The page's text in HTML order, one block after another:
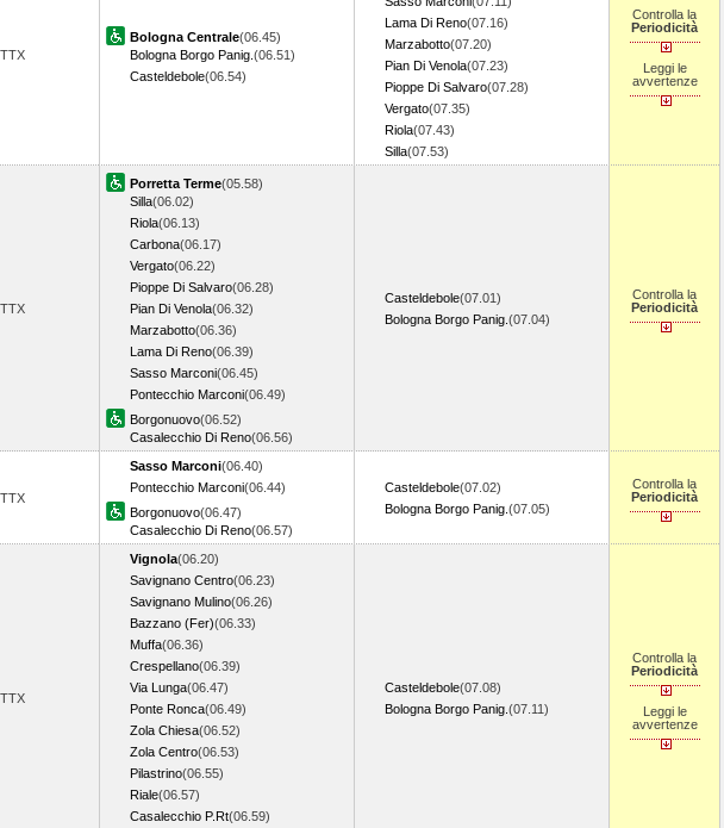
TTX
Bologna Centrale(06.45)
Bologna Borgo Panig. (06.51)
Casteldebole(06.54)
Lama Di Reno(07.16)
Marzabotto(07.20)
Pian Di Venola(07.23)
Pioppe Di Salvaro(07.28)
Vergato(07.35)
Riola(07.43)
Silla(07.53)
Controlla la
Periodicità
Leggi le
avvertenze
TTX
Porretta Terme(05.58)
Silla(06.02)
Riola(06.13)
Carbona(06.17)
Vergato(06.22)
Pioppe Di Salvaro(06.28)
Pian Di Venola(06.32)
Marzabotto(06.36)
Lama Di Reno(06.39)
Sasso Marconi(06.45)
Pontecchio Marconi(06.49)
Borgonuovo(06.52)
Casalecchio Di Reno(06.56)
Casteldebole(07.01)
Bologna Borgo Panig. (07.04)
Controlla la
Periodicità
TTX
Sasso Marconi(06.40)
Pontecchio Marconi(06.44)
Borgonuovo(06.47)
Casalecchio Di Reno(06.57)
Casteldebole(07.02)
Bologna Borgo Panig. (07.05)
Controlla la
Periodicità
TTX
Vignola(06.20)
Savignano Centro(06.23)
Savignano Mulino(06.26)
Bazzano (Fer)(06.33)
Muffa(06.36)
Crespellano(06.39)
Via Lunga(06.47)
Ponte Ronca(06.49)
Zola Chiesa(06.52)
Zola Centro(06.53)
Pilastrino(06.55)
Riale(06.57)
Casalecchio P.Rt(06.59)
Casteldebole(07.08)
Bologna Borgo Panig. (07.11)
Controlla la
Periodicità
Leggi le
avvertenze